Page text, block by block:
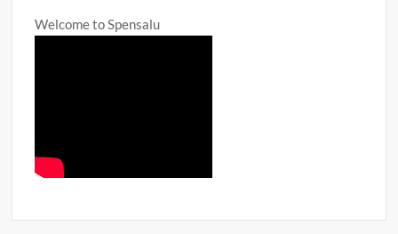
Welcome to Spensalu